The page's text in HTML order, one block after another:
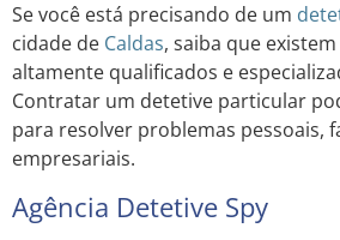
Se você está precisando de um
cidade de Caldas, saiba que
altamente qualificados e
Contratar um detetive particular
para resolver problemas pessoais,
empresariais.
Agência Detetive Spy